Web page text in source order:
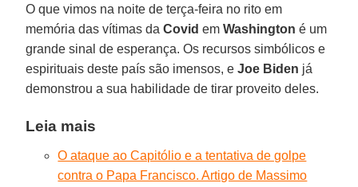
O que vimos na noite de terça-feira no rito em
memória das vítimas daCovid emWashington é um
grande sinal de esperança. Os recursos simbólicos e
espirituais deste país são imensos, eJoe Biden já
demonstrou a sua habilidade de tirar proveito deles.
Leia mais
O ataque ao Capitólio e a tentativa de golpe
contra o Papa Francisco. Artigo de Massimo